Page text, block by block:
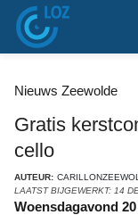
Nieuws Zeewolde
Gratis
cello
AUTEUR:
LAATST BIJGEWERKT: 14
Woensdagavond 20 december organiseert de Vereniging